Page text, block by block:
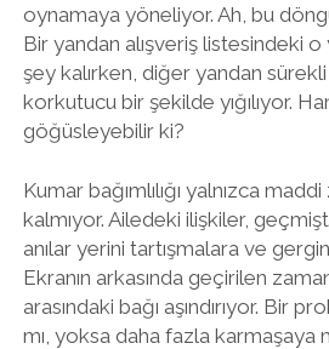
oynamaya yöneliyor. Ah, bu
Bir yandan alışveriş listesindeki
şey kalırken, diğer yandan
korkutucu bir şekilde yığılıyor.
göğüsleyebilir ki?
Kumar bağımlılığı yalnızca maddi
kalmıyor. Ailedeki ilişkiler,
anılar yerini tartışmalara ve
Ekranın arkasında geçirilen
arasındaki bağı aşındırıyor. Bir
mı, yoksa daha fazla karmaşaya